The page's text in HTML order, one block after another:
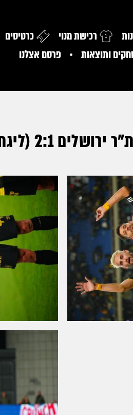
רכישת מנוי כרטיסים
ותוצאות
פרסם אצלנו
17, אצטדיון מרים)